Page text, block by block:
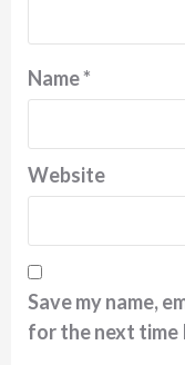
Name*
Website
Save my name,
for the next time